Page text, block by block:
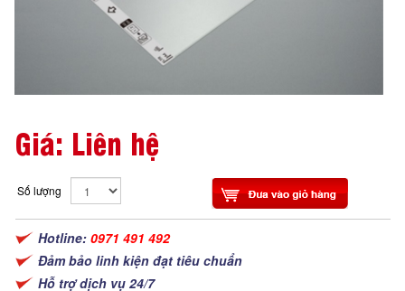
Giá: Liên hệ
Số lượng
Hotline: 0971 491 492
Đảm bảo linh kiện đạt tiêu chuẩn
Hỗ trợ dịch vụ 24/7